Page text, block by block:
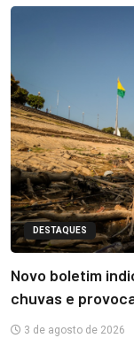
DESTAQUES
Novo boletim
chuvas e
3 de agosto de 2026